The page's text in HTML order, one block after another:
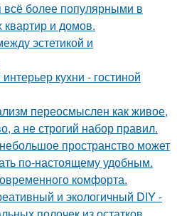
более популярными в
и домов.
эстетикой и
кухни - гостиной
переосмыслен как живое,
а не строгий набор правил.
пространство может
по-настоящему удобным.
комфорта.
и экологичный DIY -